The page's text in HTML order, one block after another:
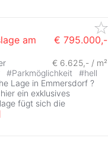
am
€ 795.000,-
€ 6.625,- / m²
#Parkmöglichkeit #hell
Lage in Emmersdorf ?
ein exklusives
fügt sich die